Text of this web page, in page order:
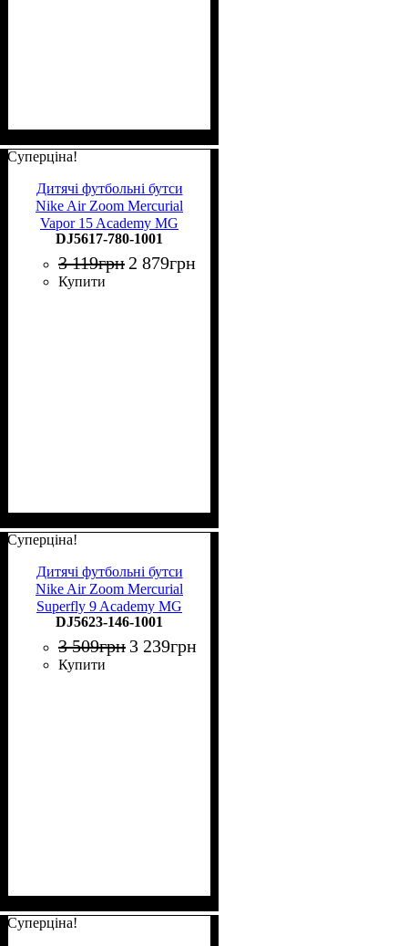
Суперціна!
Дитячі футбольні бутси
Nike Air Zoom Mercurial
Vapor 15 Academy MG
Junior DJ5617-780
DJ5617-780-1001
3 119грн 2 879грн
Купити
Суперціна!
Дитячі футбольні бутси
Nike Air Zoom Mercurial
Superfly 9 Academy MG
Junior DJ5623-146
DJ5623-146-1001
3 509грн 3 239грн
Купити
Суперціна!